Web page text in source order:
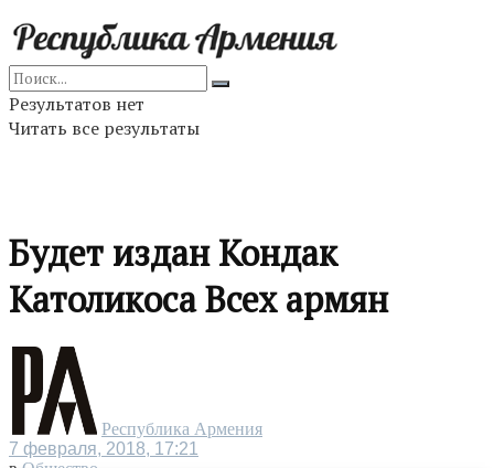
Результатов нет
Читать все результаты
Будет издан Кондак
Католикоса Всех армян
Республика Армения
7 февраля, 2018, 17:21